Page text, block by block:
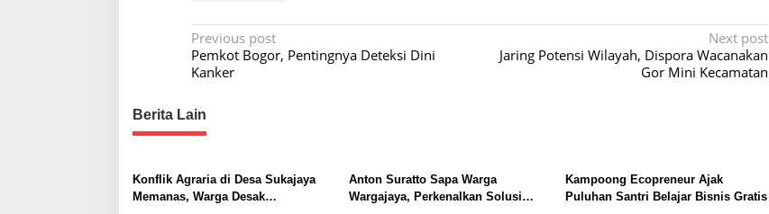
P
o
t
n
v
Previous post
Pemkot Bogor, Pentingnya Deteksi Dini
Kanker
Next post
Jaring Potensi Wilayah, Dispora Wacanakan
Gor Mini Kecamatan
Berita Lain
Konflik Agraria di Desa Sukajaya
Memanas, Warga Desak
Anton Suratto Sapa Warga
Wargajaya, Perkenalkan Solusi
Kampoong Ecopreneur Ajak
Puluhan Santri Belajar Bisnis Gratis